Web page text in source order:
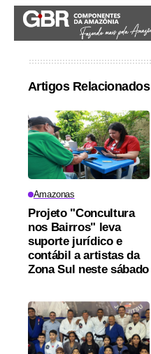
Artigos Relacionados
Amazonas
Projeto "Concultura
nos Bairros" leva
suporte jurídico e
contábil a artistas da
Zona Sul neste sábado